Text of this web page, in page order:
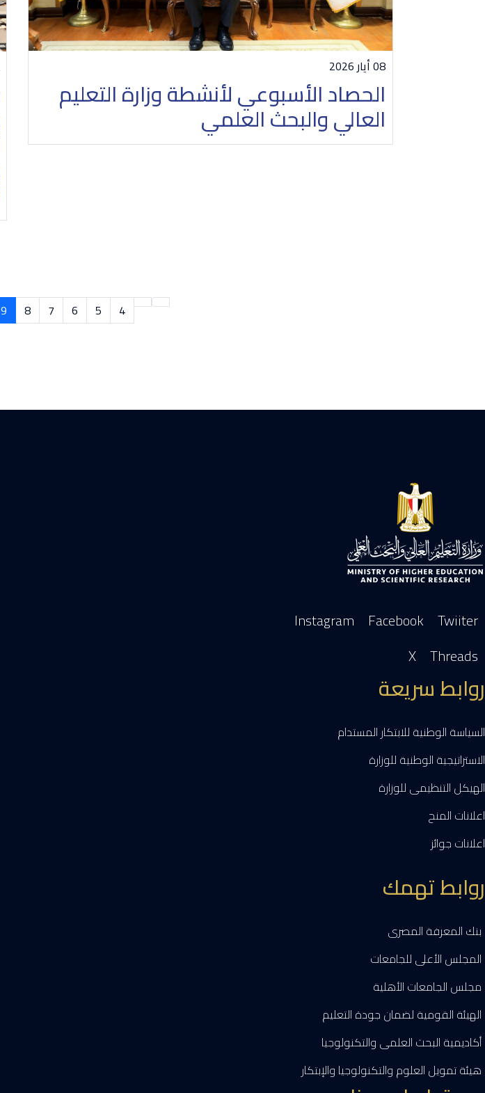
08 أيار 2026
الحصاد الأسبوعي لأنشطة وزارة التعليم
العالي والبحث العلمي
4
5
6
7
8
9
Twiiter
Facebook
Instagram
Threads
X
روابط سريعة
السياسة الوطنية للابتكار المستدام
الاستراتيجية الوطنية للوزارة
الهيكل التنظيمى للوزارة
اعلانات المنح
اعلانات جوائز
روابط تهمك
بنك المعرفة المصرى
المجلس الأعلى للجامعات
مجلس الجامعات الأهلية
الهيئة القومية لضمان جودة التعليم
أكاديمية البحث العلمى والتكنولوجيا
هيئة تمويل العلوم والتكنولوجيا والإبتكار